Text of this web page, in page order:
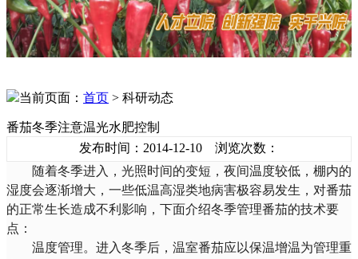
当前页面： 首页 > 科研动态
番茄冬季注意温光水肥控制
发布时间：2014-12-10 浏览次数：
随着冬季进入，光照时间的变短，夜间温度较低，棚内的
湿度会逐渐增大，一些低温高湿类地病害极容易发生，对番茄
的正常生长造成不利影响，下面介绍冬季管理番茄的技术要
点：
温度管理。进入冬季后，温室番茄应以保温增温为管理重